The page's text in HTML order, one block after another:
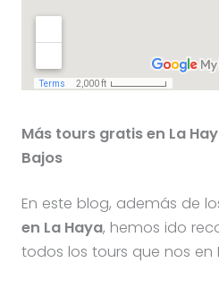
Más tours gratis en La
Bajos
En este blog, además de
en La Haya, hemos ido
todos los tours que nos en